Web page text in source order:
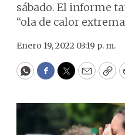
sábado. El informe
“ola de calor
Enero 19, 2022 03:19 p. m.
WhatsApp
Facebook
Twitter
Email